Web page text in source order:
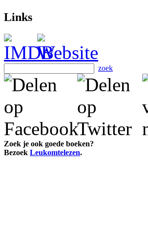
Links
zoek
Zoek je ook goede boeken?
Bezoek Leukomtelezen.